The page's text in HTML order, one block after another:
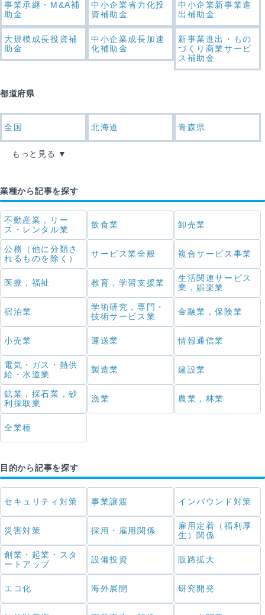
事業承継・M&A補
助金
中小企業省力化投
資補助金
中小企業新事業進
出補助金
大規模成長投資補
助金
中小企業成長加速
化補助金
新事業進出・もの
づくり商業サービ
ス補助金
都道府県
全国 北海道 青森県
もっと見る
業種から記事を探す
不動産業，リー
ス・レンタル業
飲食業 卸売業
公務（他に分類さ
れるものを除く）
サービス業全般 複合サービス事業
医療，福祉 教育，学習支援業
生活関連サービス
業，娯楽業
宿泊業
学術研究，専門・
技術サービス業
金融業，保険業
小売業 運送業 情報通信業
電気・ガス・熱供
給・水道業
製造業 建設業
鉱業，採石業，砂
利採取業
漁業 農業，林業
全業種
目的から記事を探す
セキュリティ対策 事業譲渡 インバウンド対策
災害対策 採用・雇用関係
雇用定着（福利厚
生）関係
創業・起業・スタ
ートアップ
設備投資 販路拡大
エコ化 海外展開 研究開発